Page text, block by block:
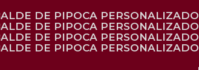
BALDE DE PIPOCA PERSONALIZADO
BALDE DE PIPOCA
BALDE DE PIPOCA
BALDE DE PIPOCA